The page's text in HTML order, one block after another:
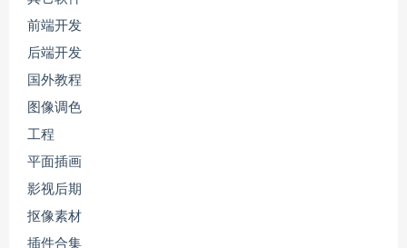
前端开发
后端开发
国外教程
图像调色
工程
平面插画
影视后期
抠像素材
插件合集